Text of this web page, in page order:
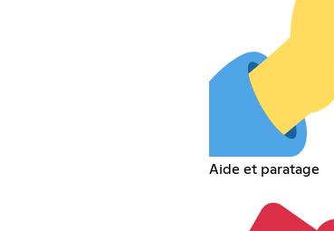
Aide et paratage